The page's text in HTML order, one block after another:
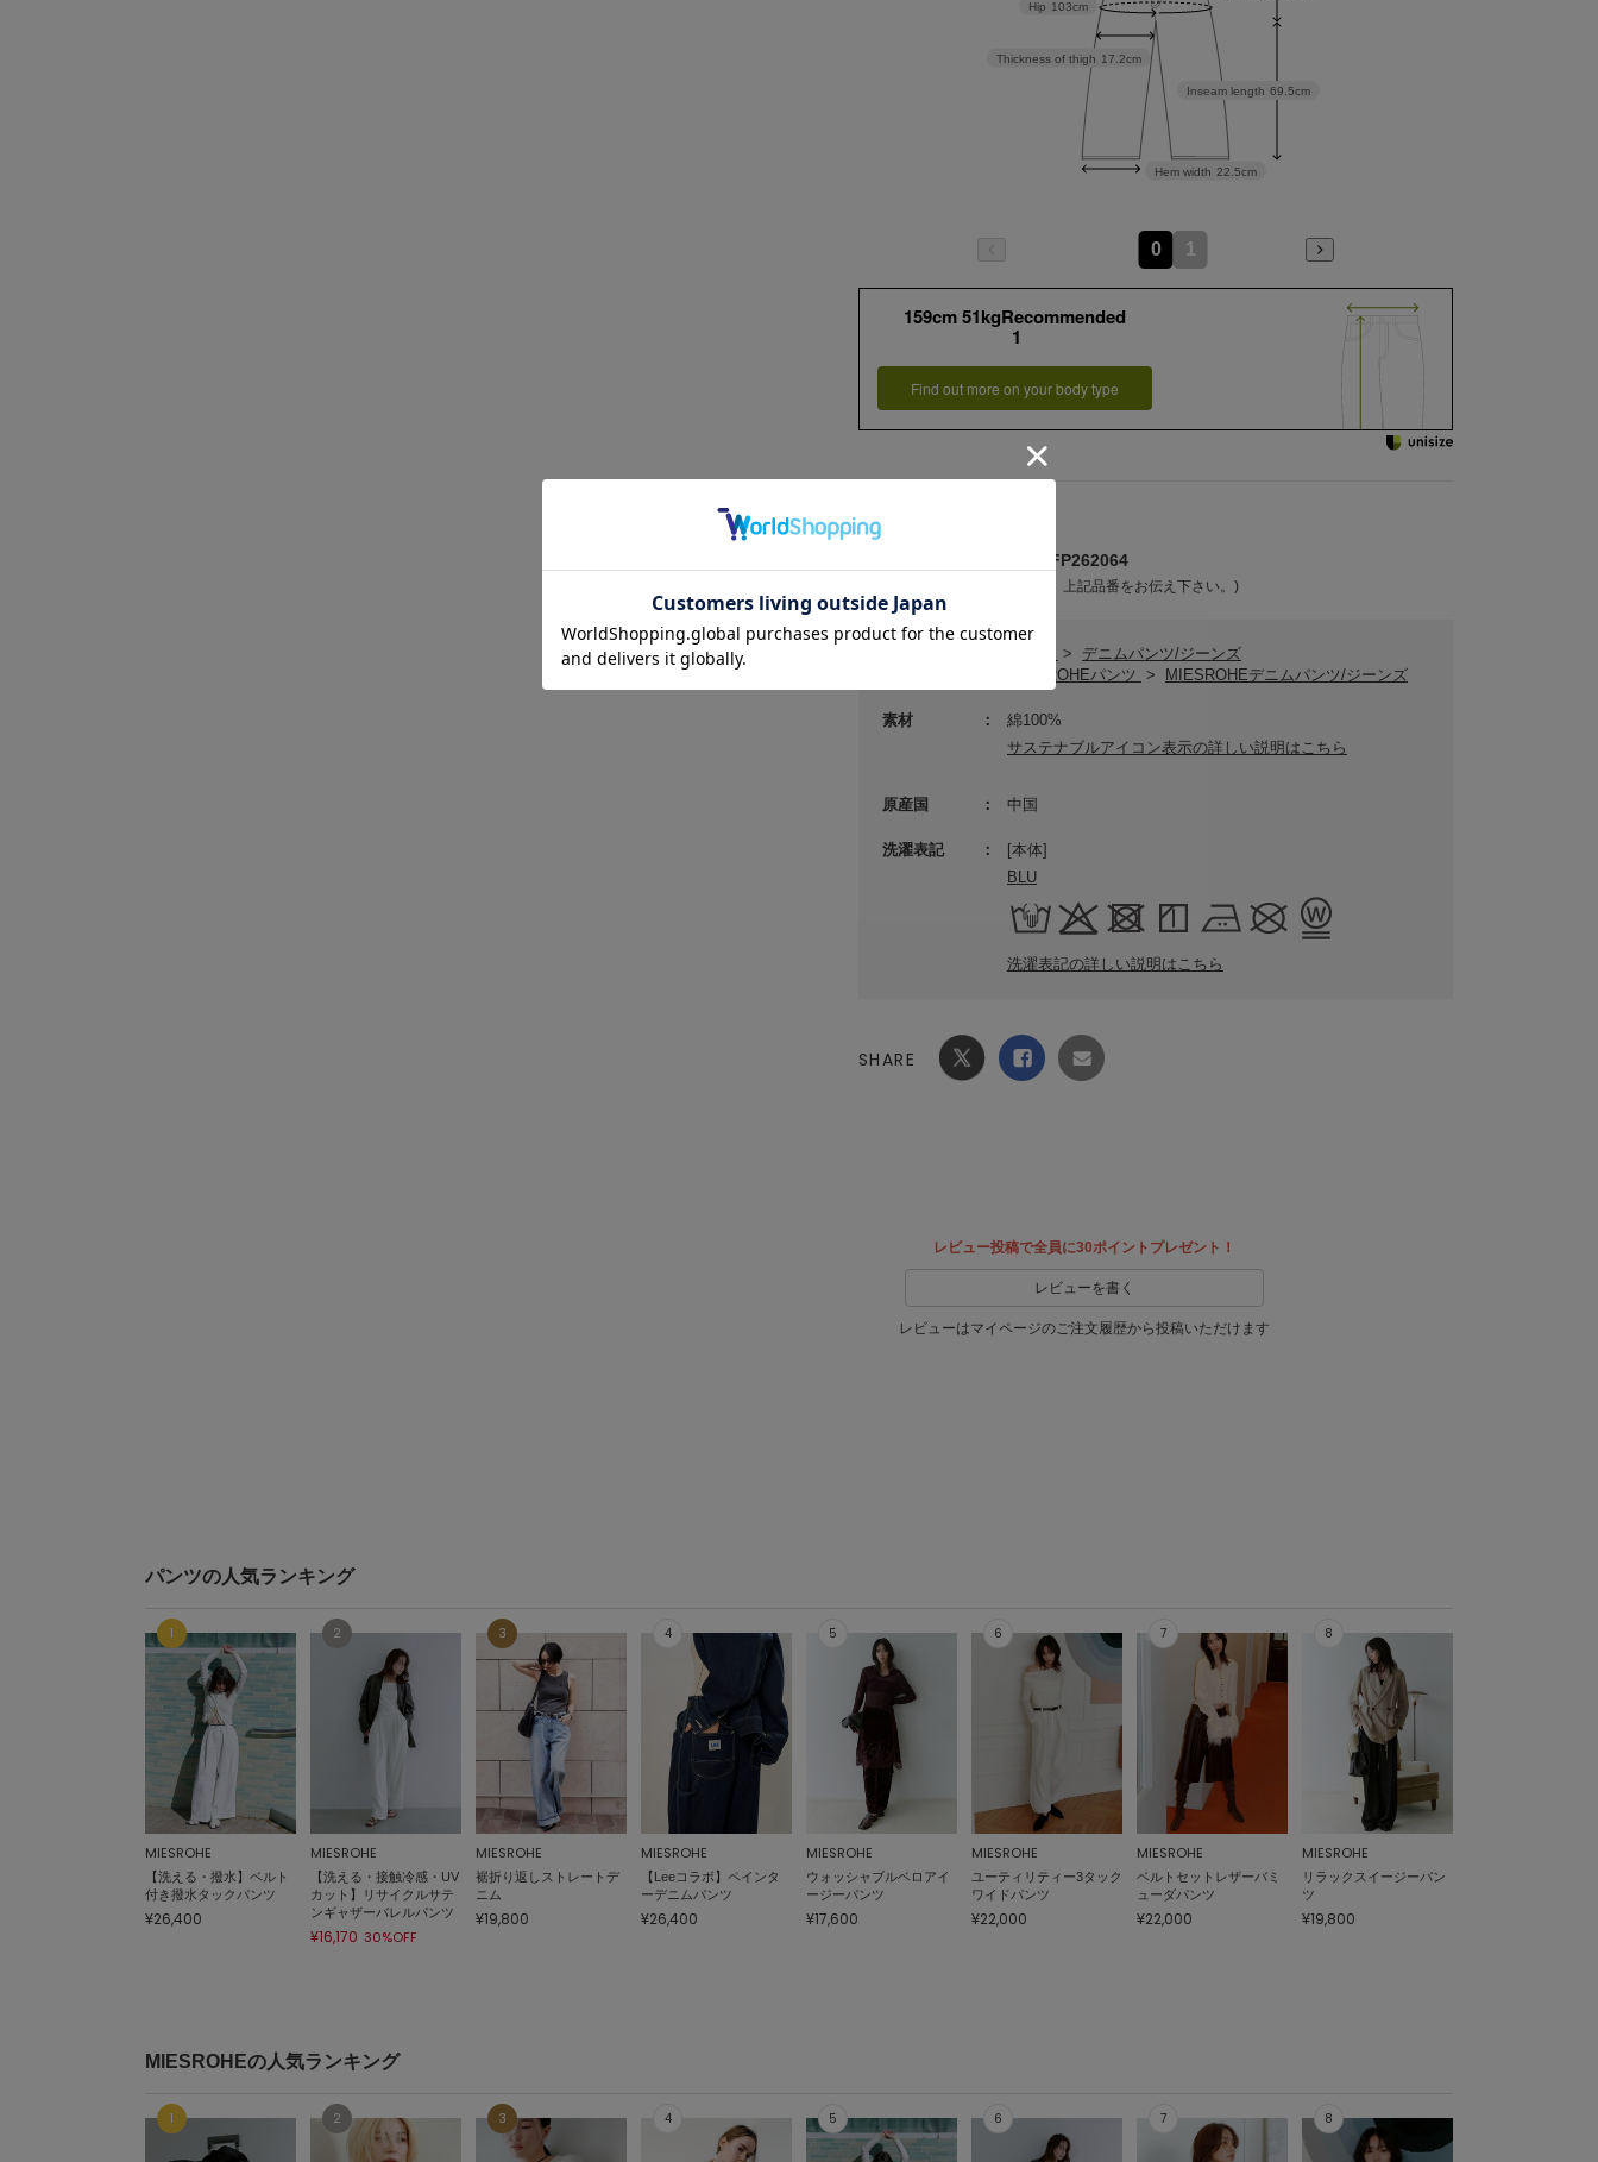
Inseam length 69.5cm
Hem width 22.5cm
Thickness of thigh 17.2cm
Hip 103cm
0 1
159cm 51kgRecommended
1
Find out more on your body type
詳細情報
メーカー品番 ： MWFP262064
(店舗でお問い合わせの際には、上記品番をお伝え下さい。)
>
デニムパンツ/ジーンズ
MIESROHEパンツ > MIESROHEデニムパンツ/ジーンズ
素材
綿100%
サステナブルアイコン表示の詳しい説明はこちら
原産国 中国
洗濯表記
[本体]
BLU
洗濯表記の詳しい説明はこちら
SHARE
レビュー投稿で全員に30ポイントプレゼント！
レビューを書く
レビューはマイページのご注文履歴から投稿いただけます
パンツの人気ランキング
MIESROHE
【洗える・撥水】ベルト
付き撥水タックパンツ
¥26,400
MIESROHE
【洗える・接触冷感・UV
カット】リサイクルサテ
ンギャザーバレルパンツ
¥16,170 30%OFF
MIESROHE
裾折り返しストレートデ
ニム
¥19,800
MIESROHE
【Leeコラボ】ペインタ
ーデニムパンツ
¥26,400
MIESROHE
ウォッシャブルベロアイ
ージーパンツ
¥17,600
MIESROHE
ユーティリティー3タック
ワイドパンツ
¥22,000
MIESROHE
ベルトセットレザーバミ
ューダパンツ
¥22,000
MIESROHE
リラックスイージーパン
ツ
¥19,800
MIESROHEの人気ランキング